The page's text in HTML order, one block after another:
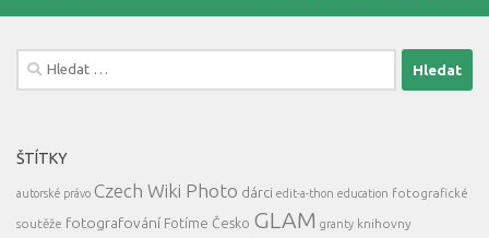
Vyhledávání
ŠTÍTKY
autorské právo Czech Wiki Photo dárci edit-a-thon education fotografické
soutěže fotografování Fotíme Česko GLAM granty knihovny